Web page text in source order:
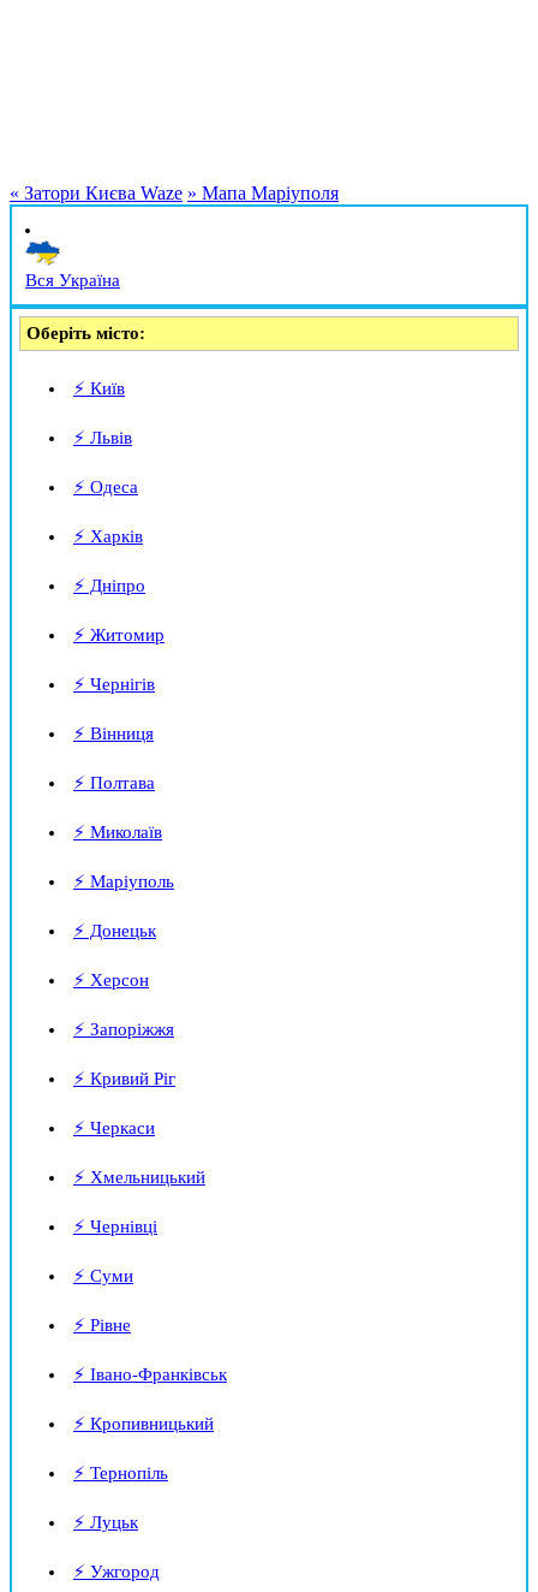
« Затори Києва Waze » Мапа Маріуполя
Вся Україна
Оберіть місто:
⚡ Київ
⚡ Львів
⚡ Одеса
⚡ Харків
⚡ Дніпро
⚡ Житомир
⚡ Чернігів
⚡ Вінниця
⚡ Полтава
⚡ Миколаїв
⚡ Маріуполь
⚡ Донецьк
⚡ Херсон
⚡ Запоріжжя
⚡ Кривий Ріг
⚡ Черкаси
⚡ Хмельницький
⚡ Чернівці
⚡ Суми
⚡ Рівне
⚡ Івано-Франківськ
⚡ Кропивницький
⚡ Тернопіль
⚡ Луцьк
⚡ Ужгород